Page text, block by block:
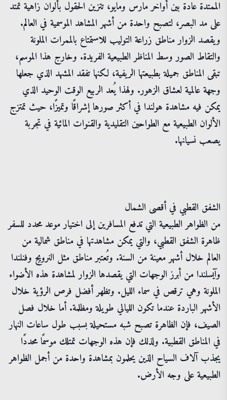
الممتدة عادة بين أواخر مارس ومايو، تتزين الحقول بألوان زاهية تمتد
على مد البصر، لتصبح واحدة من أشهر المشاهد الموسمية في العالم.
ويقصد الزوار مناطق زراعة التوليب للاستمتاع بالممرات الملونة
والتقاط الصور وسط المناظر الطبيعية الفريدة. وخارج هذا الموسم،
تبقى المناطق جميلة بطبيعتها الريفية، لكنها تفقد المشهد الذي جعلها
وجهة عالمية لعشاق الزهور. ولهذا يُعد الربيع الوقت الوحيد الذي
يمكن فيه مشاهدة هولندا في أكثر صورها إشراقًا وتميزًا، حيث تمتزج
الألوان الطبيعية مع الطواحين التقليدية والقنوات المائية في تجربة
يصعب نسيانها.
الشفق القطبي في أقصى الشمال
من الظواهر الطبيعية التي تدفع المسافرين إلى اختيار موعد محدد للسفر
ظاهرة الشفق القطبي، والتي يمكن مشاهدتها في مناطق شمالية من
العالم خلال أشهر معينة من السنة. وتُعتبر مناطق مثل النرويج وفنلندا
وآيسلندا من أبرز الوجهات التي يقصدها الزوار لمشاهدة هذه الأضواء
الملونة وهي ترقص في سماء الليل. وتظهر أفضل فرص الرؤية خلال
الأشهر الباردة عندما تكون الليالي طويلة ومظلمة. أما خلال فصل
الصيف، فإن الظاهرة تصبح شبه مستحيلة بسبب طول ساعات النهار
في المناطق القطبية. ولذلك فإن هذه الوجهات تمتلك موسمًا محددًا
يجذب آلاف السياح الذين يحلمون بمشاهدة واحدة من أجمل الظواهر
الطبيعية على وجه الأرض.